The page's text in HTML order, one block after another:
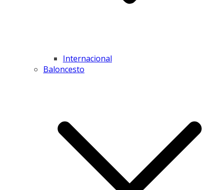
Internacional
Baloncesto